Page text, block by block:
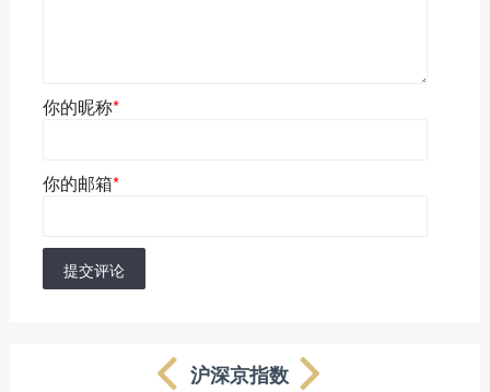
你的昵称*
你的邮箱*
提交评论
沪深京指数